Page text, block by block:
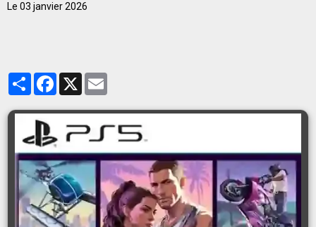
Le 03 janvier 2026
PartagerFacebook
X